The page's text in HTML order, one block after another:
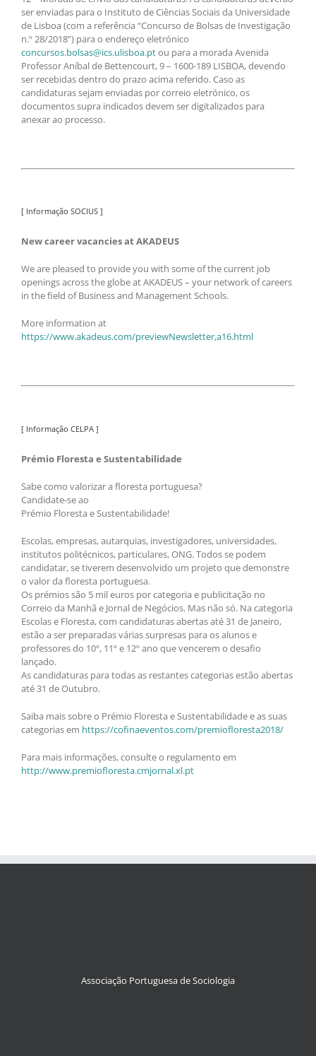
ser enviadas para o Instituto de Ciências Sociais da Universidade
de Lisboa (com a referência “Concurso de Bolsas de Investigação
n.º 28/2018”) para o endereço eletrónico
concursos.bolsas@ics.ulisboa.ptou para a morada Avenida
Professor Aníbal de Bettencourt, 9 – 1600-189 LISBOA, devendo
ser recebidas dentro do prazo acima referido. Caso as
candidaturas sejam enviadas por correio eletrónico, os
documentos supra indicados devem ser digitalizados para
anexar ao processo.
[ Informação SOCIUS ]
New career vacancies at AKADEUS
We are pleased to provide you with some of the current job
openings across the globe at AKADEUS – your network of careers
in the field of Business and Management Schools.
More information at
https://www.akadeus.com/previewNewsletter,a16.html
[ Informação CELPA ]
Prémio Floresta e Sustentabilidade
Sabe como valorizar a floresta portuguesa?
Candidate-se ao
Prémio Floresta e Sustentabilidade!
Escolas, empresas, autarquias, investigadores, universidades,
institutos politécnicos, particulares, ONG. Todos se podem
candidatar, se tiverem desenvolvido um projeto que demonstre
o valor da floresta portuguesa.
Os prémios são 5 mil euros por categoria e publicitação no
Correio da Manhã e Jornal de Negócios. Mas não só. Na categoria
Escolas e Floresta, com candidaturas abertas até 31 de Janeiro,
estão a ser preparadas várias surpresas para os alunos e
professores do 10º, 11º e 12º ano que vencerem o desafio
lançado.
As candidaturas para todas as restantes categorias estão abertas
até 31 de Outubro.
Saiba mais sobre o Prémio Floresta e Sustentabilidade e as suas
categorias em https://cofinaeventos.com/premiofloresta2018/
Para mais informações, consulte o regulamento em
http://www.premiofloresta.cmjornal.xl.pt
Associação Portuguesa de Sociologia